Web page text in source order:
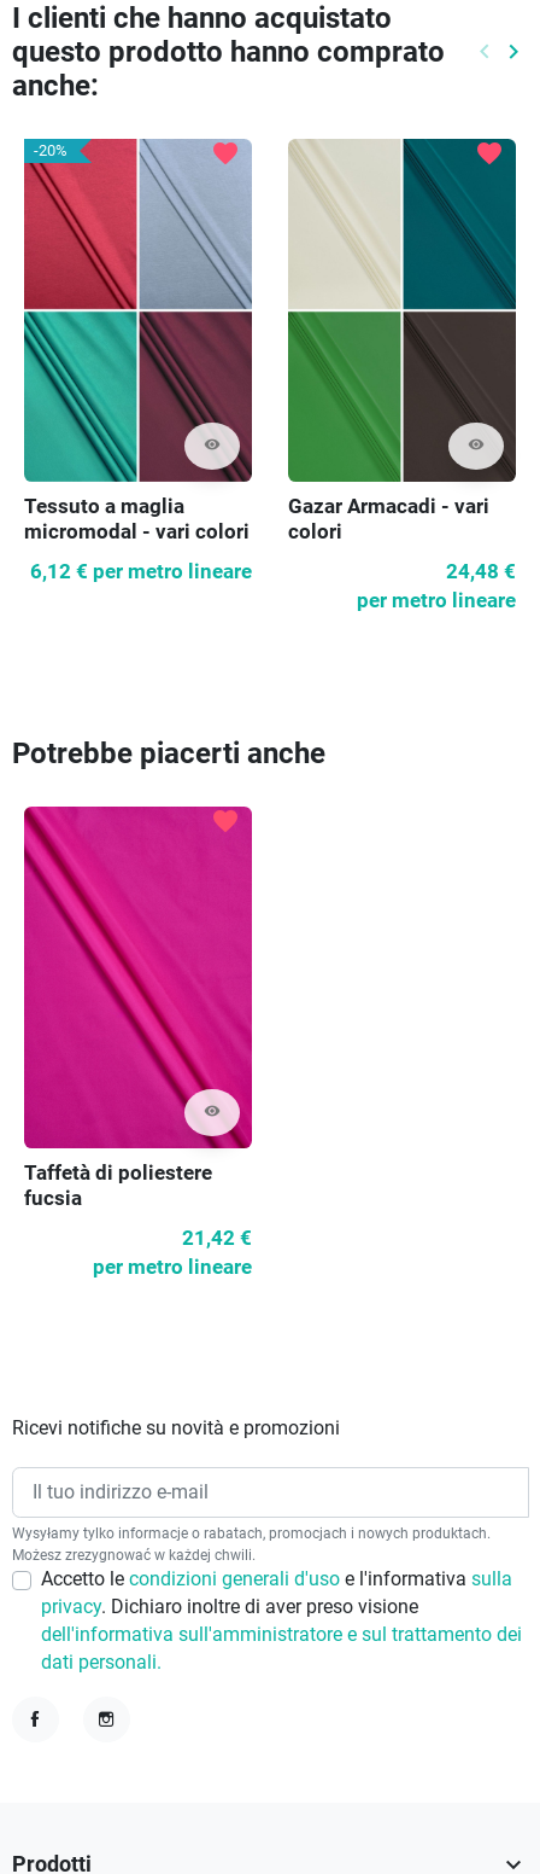
I clienti che hanno acquistato
questo prodotto hanno comprato
anche:
keyboard_arrow_left keyboard_arrow_right
-20%
visibility
favorite
Tessuto a maglia
micromodal - vari colori
6,12 € per metro lineare
visibility
favorite
Gazar Armacadi - vari
colori
24,48 €
per metro lineare
Potrebbe piacerti anche
visibility
favorite
Taffetà di poliestere
fucsia
21,42 €
per metro lineare
Ricevi notifiche su novità e promozioni
Wysyłamy tylko informacje o rabatach, promocjach i nowych produktach.
Możesz zrezygnować w każdej chwili.
Accetto le condizioni generali d'uso e l'informativa sulla
privacy. Dichiaro inoltre di aver preso visione
dell'informativa sull'amministratore e sul trattamento dei
dati personali.
Prodotti 